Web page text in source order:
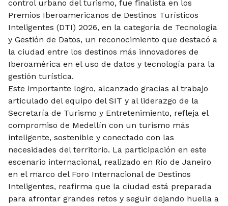
control urbano del turismo, fue finalista en los
Premios Iberoamericanos de Destinos Turísticos
Inteligentes (DTI) 2026, en la categoría de Tecnología
y Gestión de Datos, un reconocimiento que destacó a
la ciudad entre los destinos más innovadores de
Iberoamérica en el uso de datos y tecnología para la
gestión turística.
Este importante logro, alcanzado gracias al trabajo
articulado del equipo del SIT y al liderazgo de la
Secretaría de Turismo y Entretenimiento, refleja el
compromiso de Medellín con un turismo más
inteligente, sostenible y conectado con las
necesidades del territorio. La participación en este
escenario internacional, realizado en Río de Janeiro
en el marco del Foro Internacional de Destinos
Inteligentes, reafirma que la ciudad está preparada
para afrontar grandes retos y seguir dejando huella a